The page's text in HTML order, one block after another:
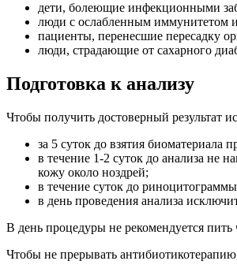
дети, болеющие инфекционными
люди с ослабленным иммунитетом
пациенты, перенесшие пересадку
люди, страдающие от сахарного
Подготовка к анализу
Чтобы получить достоверный результат
за 5 суток до взятия
в течение 1-2 суток до анализа не
кожу около ноздрей;
в течение суток до
в день проведения анализа
В день процедуры не рекомендуется
Чтобы не прерывать